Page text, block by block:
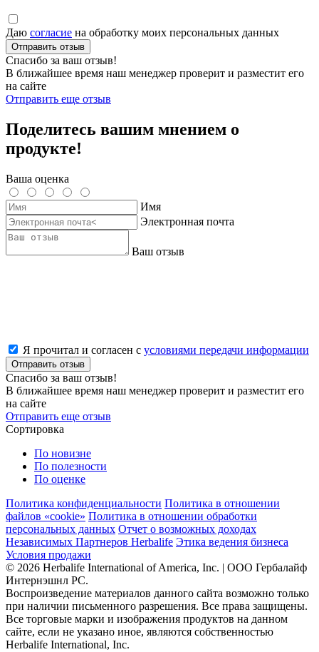
Даю согласие на обработку моих персональных данных
Отправить отзыв
Спасибо за ваш отзыв!
В ближайшее время наш менеджер проверит и разместит его
на сайте
Отправить еще отзыв
Поделитесь вашим мнением о
продукте!
Ваша оценка
Имя
Электронная почта
Ваш отзыв
Я прочитал и согласен с условиями передачи информации
Отправить отзыв
Спасибо за ваш отзыв!
В ближайшее время наш менеджер проверит и разместит его
на сайте
Отправить еще отзыв
Сортировка
По новизне
По полезности
По оценке
Политика конфиденциальности Политика в отношении
файлов «cookie» Политика в отношении обработки
персональных данных Отчет о возможных доходах
Независимых Партнеров Herbalife Этика ведения бизнеса
Условия продажи
© 2026 Herbalife International of America, Inc. | ООО Гербалайф
Интернэшнл РС.
Воспроизведение материалов данного сайта возможно только
при наличии письменного разрешения. Все права защищены.
Все торговые марки и изображения продуктов на данном
сайте, если не указано иное, являются собственностью
Herbalife International, Inc.